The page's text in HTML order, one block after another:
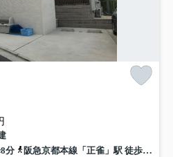
分
阪急京都本線「正雀」駅 徒歩16分